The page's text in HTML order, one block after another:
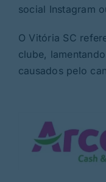
social Instagram
O Vitória SC
clube,
causados pelo